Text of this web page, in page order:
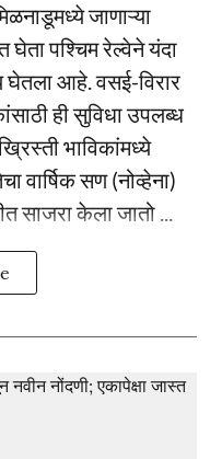
जाणाऱ्या
घेता पश्चिम रेल्वेने यंदा
घेतला आहे. वसई-विरार
ही सुविधा उपलब्ध
भाविकांमध्ये
वार्षिक सण (नोव्हेना)
केला जातो ...